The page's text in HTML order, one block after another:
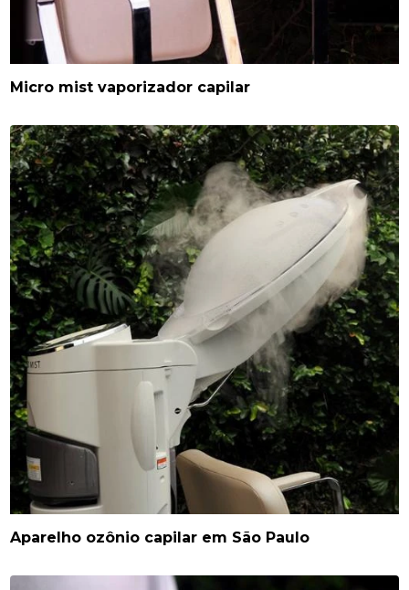
Micro mist vaporizador capilar
Aparelho ozônio capilar em São Paulo